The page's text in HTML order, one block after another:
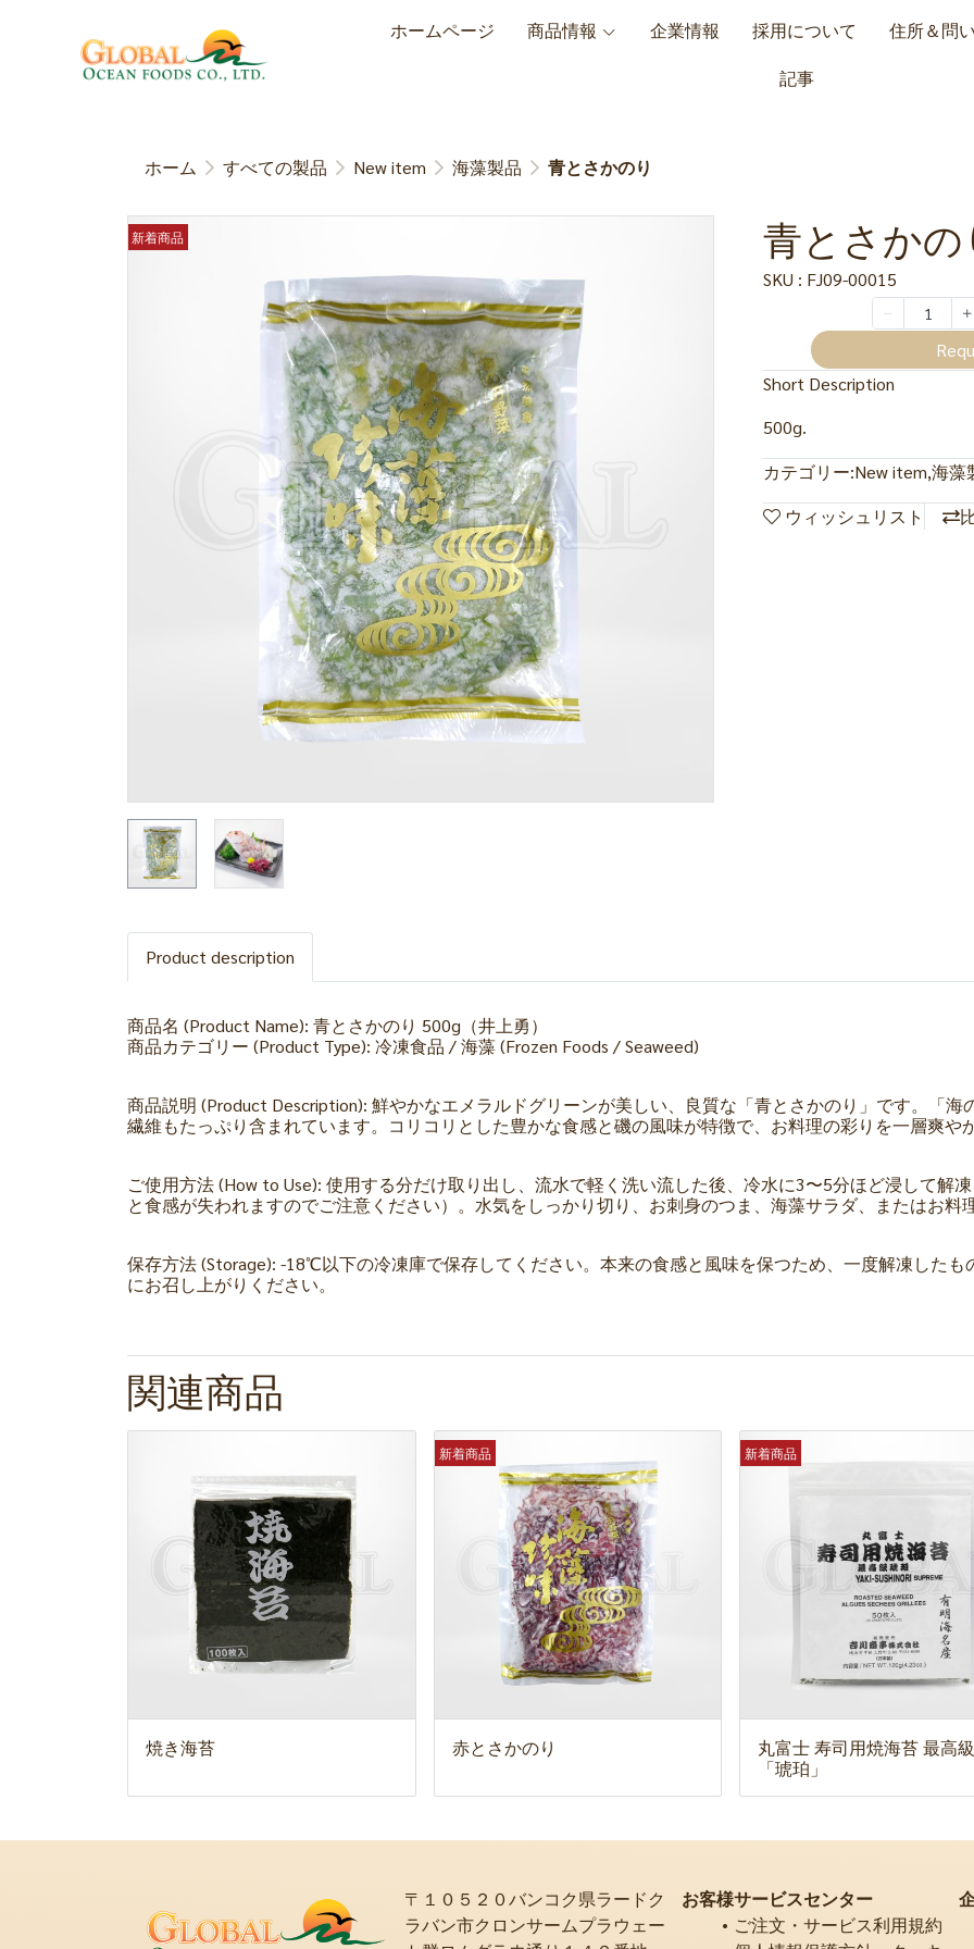
ホームページ 商品情報 企業情報 採用について 住所＆問
記事
ホーム すべての製品 New item 海藻製品 青とさかのり
新着商品 青とさかの
SKU : FJ09-00015
Short Description
500g.
カテゴリー:New item,海藻
ウィッシュリスト
Product description
商品名 (Product Name): 青とさかのり 500g（井上勇）
商品カテゴリー (Product Type): 冷凍食品 / 海藻 (Frozen Foods / Seaweed)
商品説明 (Product Description): 鮮やかなエメラルドグリーンが美しい、良質な「青とさかのり」です。「
繊維もたっぷり含まれています。コリコリとした豊かな食感と磯の風味が特徴で、お料理の彩りを一層爽や
ご使用方法 (How to Use): 使用する分だけ取り出し、流水で軽く洗い流した後、冷水に3〜5分ほど浸して解
と食感が失われますのでご注意ください）。水気をしっかり切り、お刺身のつま、海藻サラダ、またはお料
保存方法 (Storage): -18℃以下の冷凍庫で保存してください。本来の食感と風味を保つため、一度解凍した
にお召し上がりください。
関連商品
焼き海苔
新着商品
赤とさかのり
新着商品
丸富士 寿司用焼海苔 最高級
「琥珀」
〒１０５２０バンコク県ラードク
ラバン市クロンサームプラウェー
お客様サービスセンター
ご注文・サービス利用規約